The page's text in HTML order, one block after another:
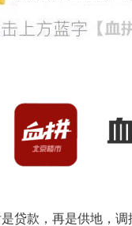
贷款，再是供地，